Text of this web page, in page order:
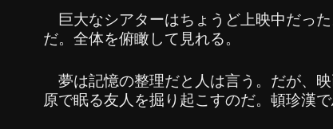
巨大なシアターはちょうど上映中だっ
だ。全体を俯瞰して見れる。
夢は記憶の整理だと人は言う。だが、
原で眠る友人を掘り起こすのだ。頓珍漢